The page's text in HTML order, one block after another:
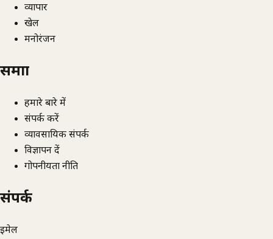
व्यापार
खेल
मनोरंजन
समाज्ञा
हमारे बारे में
संपर्क करें
व्यावसायिक संपर्क
विज्ञापन दें
गोपनीयता नीति
संपर्क
ईमेल